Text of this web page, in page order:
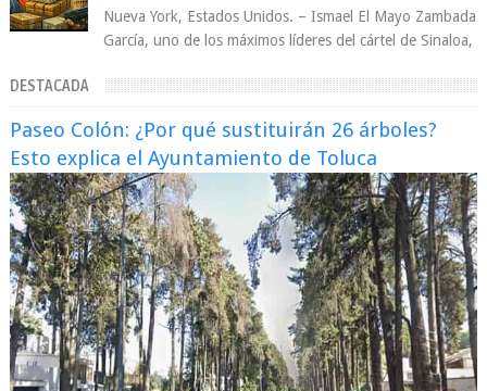
Nueva York, Estados Unidos. – Ismael El Mayo Zambada
García, uno de los máximos líderes del cártel de Sinaloa,
DESTACADA
Paseo Colón: ¿Por qué sustituirán 26 árboles?
Esto explica el Ayuntamiento de Toluca